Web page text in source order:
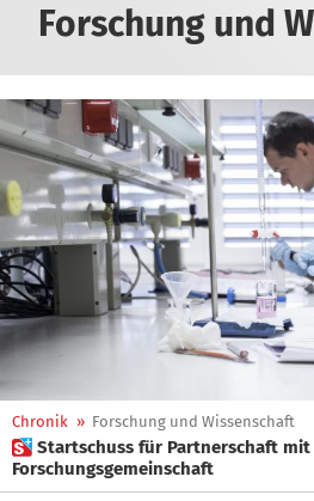
Forschung und
Chronik » Forschung und Wissenschaft
 Startschuss für Partnerschaft mit Deutscher
Forschungsgemeinschaft